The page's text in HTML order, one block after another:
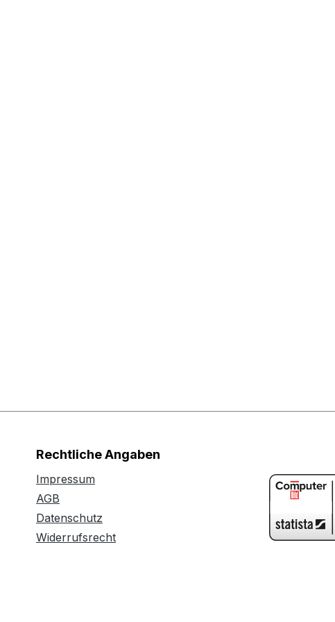
Rechtliche Angaben
Impressum
AGB
Datenschutz
Widerrufsrecht